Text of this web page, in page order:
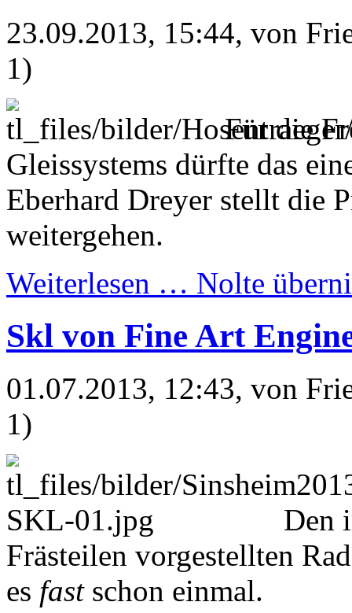
23.09.2013, 15:44, von
1)
Für die
Gleissystems dürfte das
Eberhard Dreyer stellt die
weitergehen.
Weiterlesen … Nolte
Skl von Fine Art
01.07.2013, 12:43, von
1)
Den
Frästeilen vorgestellten
es fastschon einmal.